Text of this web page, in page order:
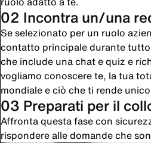
02 Incontra un/una
Se selezionato per un ruolo
contatto principale durante
che include una chat e quiz e
vogliamo conoscere te, la tua
mondiale e ciò che ti rende
03 Preparati per il
Affronta questa fase con
rispondere alle domande che